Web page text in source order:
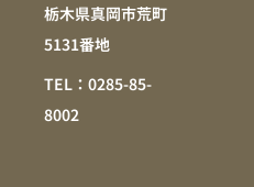
栃木県真岡市荒町
5131番地
TEL：0285-85-
8002